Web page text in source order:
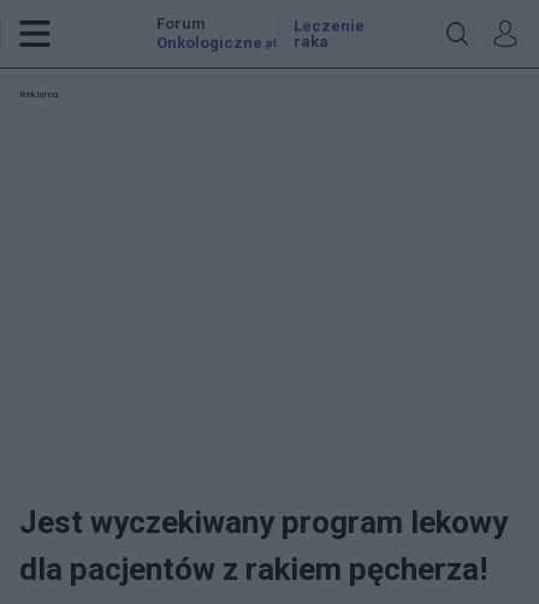
Forum
Onkologiczne .pl
Leczenie
raka
Reklama:
Jest wyczekiwany program lekowy
dla pacjentów z rakiem pęcherza!